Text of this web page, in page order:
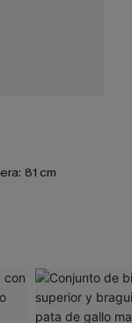
81 cm